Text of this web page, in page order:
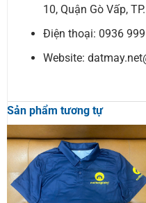
10, Quận Gò Vấp,
Điện thoại: 0936
Website:
Sản phẩm tương tự